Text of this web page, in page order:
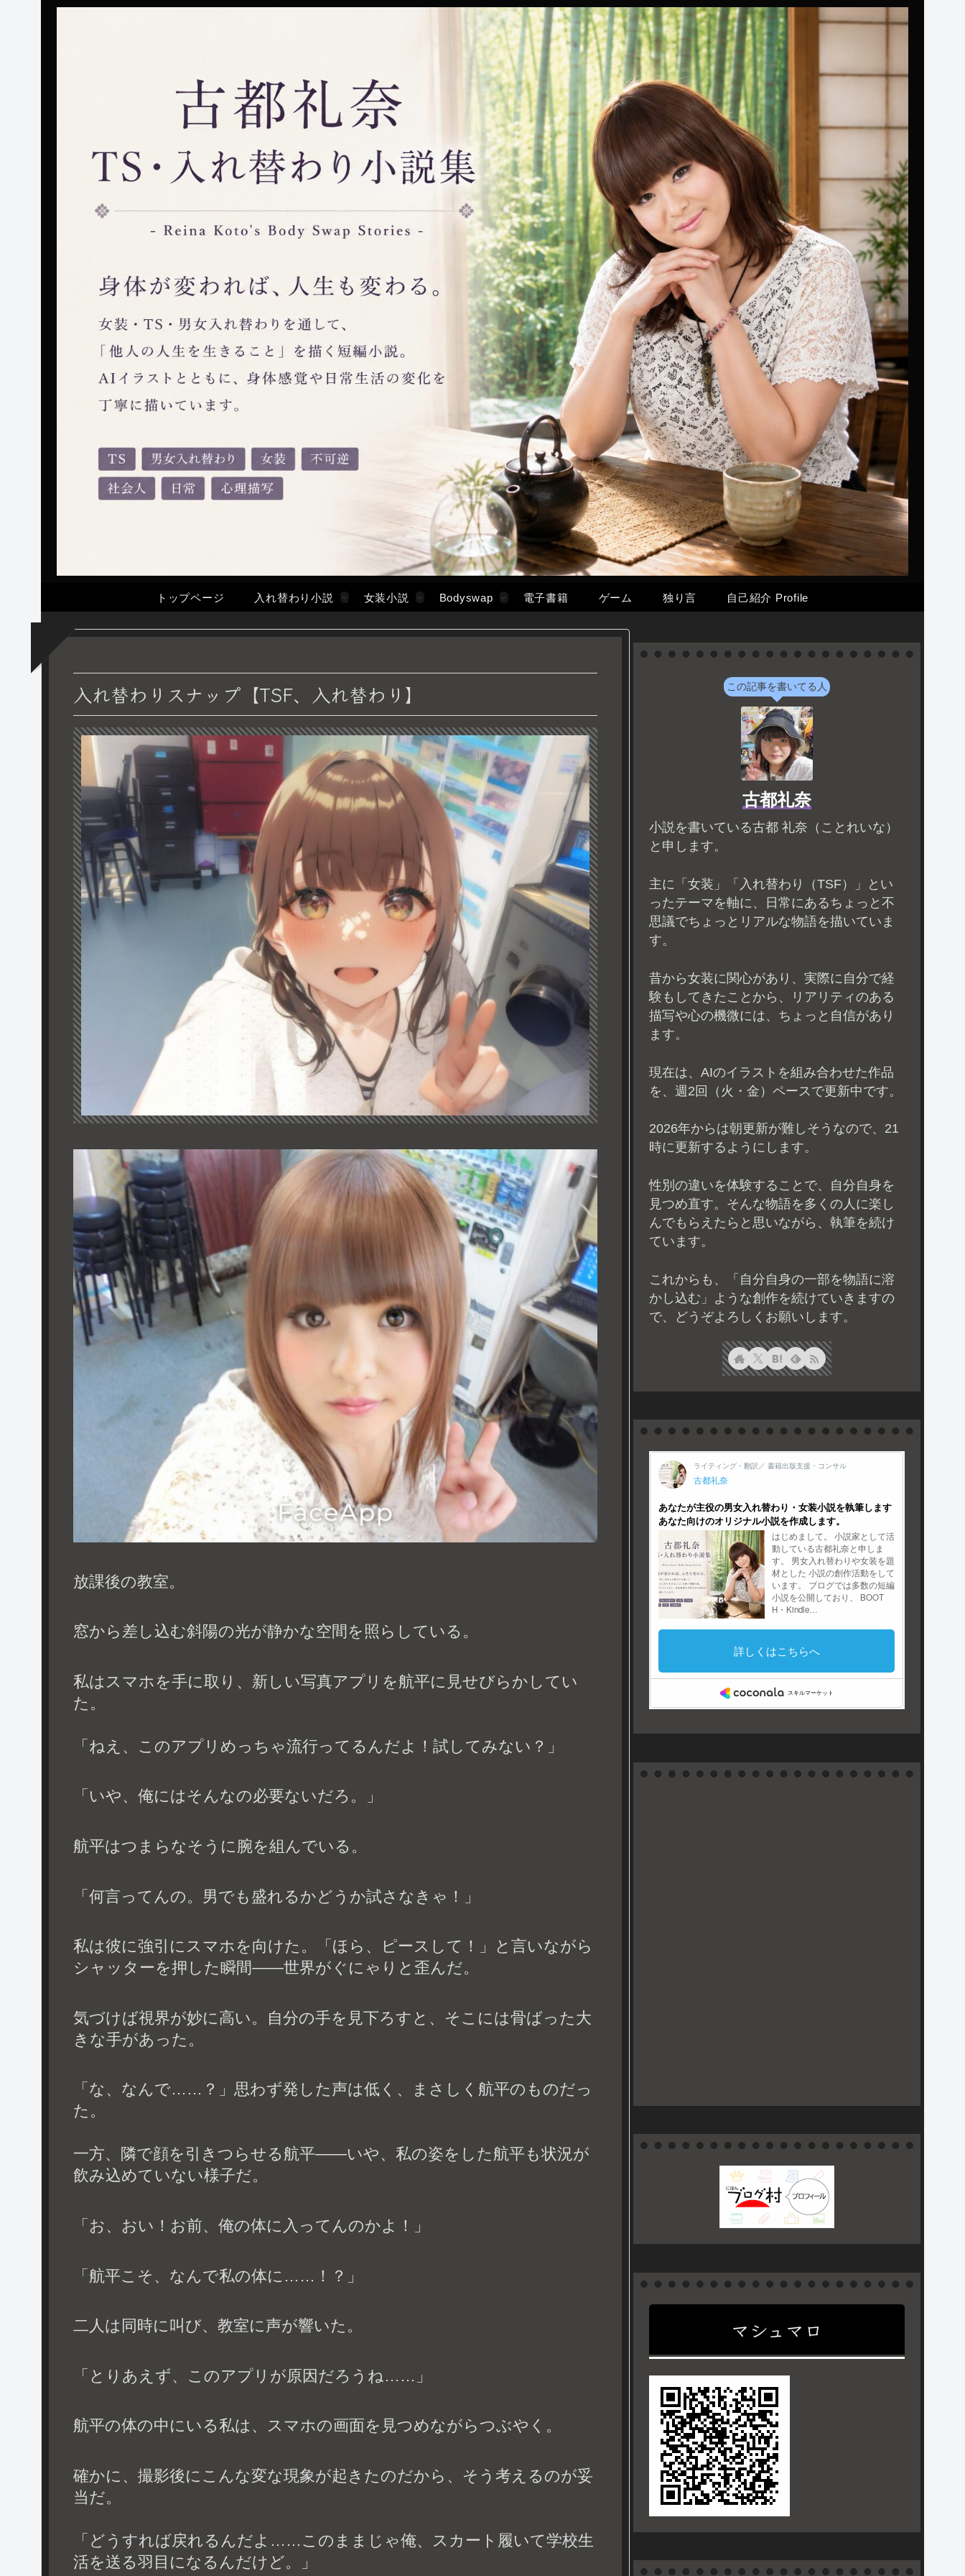
トップページ 入れ替わり小説 女装小説 Bodyswap 電子書籍 ゲーム 独り言 自己紹介 Profile
入れ替わりスナップ【TSF、入れ替わり】
放課後の教室。
窓から差し込む斜陽の光が静かな空間を照らしている。
私はスマホを手に取り、新しい写真アプリを航平に見せびらかしてい
た。
「ねえ、このアプリめっちゃ流行ってるんだよ！試してみない？」
「いや、俺にはそんなの必要ないだろ。」
航平はつまらなそうに腕を組んでいる。
「何言ってんの。男でも盛れるかどうか試さなきゃ！」
私は彼に強引にスマホを向けた。「ほら、ピースして！」と言いながら
シャッターを押した瞬間――世界がぐにゃりと歪んだ。
気づけば視界が妙に高い。自分の手を見下ろすと、そこには骨ばった大
きな手があった。
「な、なんで……？」思わず発した声は低く、まさしく航平のものだっ
た。
一方、隣で顔を引きつらせる航平――いや、私の姿をした航平も状況が
飲み込めていない様子だ。
「お、おい！お前、俺の体に入ってんのかよ！」
「航平こそ、なんで私の体に……！？」
二人は同時に叫び、教室に声が響いた。
「とりあえず、このアプリが原因だろうね……」
航平の体の中にいる私は、スマホの画面を見つめながらつぶやく。
確かに、撮影後にこんな変な現象が起きたのだから、そう考えるのが妥
当だ。
「どうすれば戻れるんだよ……このままじゃ俺、スカート履いて学校生
活を送る羽目になるんだけど。」
この記事を書いてる人
古都礼奈
小説を書いている古都 礼奈（ことれいな）
と申します。
主に「女装」「入れ替わり（TSF）」とい
ったテーマを軸に、日常にあるちょっと不
思議でちょっとリアルな物語を描いていま
す。
昔から女装に関心があり、実際に自分で経
験もしてきたことから、リアリティのある
描写や心の機微には、ちょっと自信があり
ます。
現在は、AIのイラストを組み合わせた作品
を、週2回（火・金）ペースで更新中です。
2026年からは朝更新が難しそうなので、21
時に更新するようにします。
性別の違いを体験することで、自分自身を
見つめ直す。そんな物語を多くの人に楽し
んでもらえたらと思いながら、執筆を続け
ています。
これからも、「自分自身の一部を物語に溶
かし込む」ような創作を続けていきますの
で、どうぞよろしくお願いします。
マシュマロ